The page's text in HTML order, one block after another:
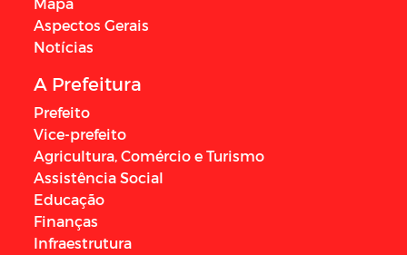
Aspectos Gerais
Notícias
A Prefeitura
Prefeito
Vice-prefeito
Agricultura, Comércio e Turismo
Assistência Social
Educação
Finanças
Infraestrutura